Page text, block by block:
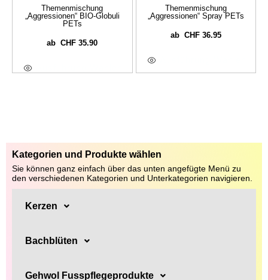
Themenmischung
„Aggressionen“ BIO-Globuli
PETs
abCHF 35.90
Themenmischung
„Aggressionen“ Spray PETs
ab CHF36.95
Kategorien und Produkte wählen
Sie können ganz einfach über das unten angefügte Menü zu
den verschiedenen Kategorien und Unterkategorien navigieren.
Kerzen
Bachblüten
Gehwol Fusspflegeprodukte